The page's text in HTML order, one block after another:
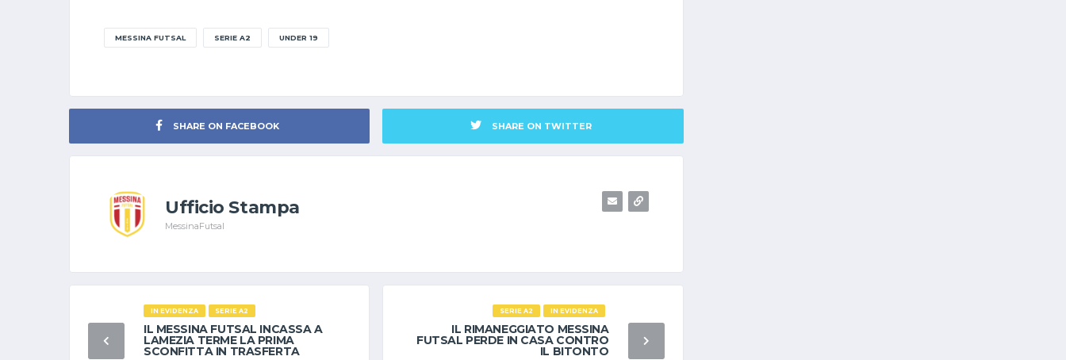
MESSINA FUTSAL SERIE A2 UNDER 19
SHARE ON FACEBOOK SHARE ON TWITTER
Ufficio Stampa
MessinaFutsal
IN EVIDENZA SERIE A2
IL MESSINA FUTSAL INCASSA A
LAMEZIA TERME LA PRIMA
SCONFITTA IN TRASFERTA
IN EVIDENZA
SERIE A2
IL RIMANEGGIATO MESSINA
FUTSAL PERDE IN CASA CONTRO
IL BITONTO